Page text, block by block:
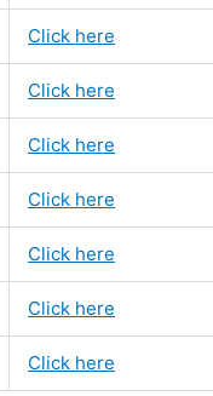
Click here
Click here
Click here
Click here
Click here
Click here
Click here